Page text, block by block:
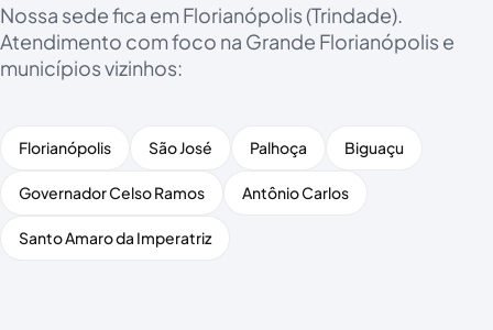
Nossa sede fica em Florianópolis (Trindade).
Atendimento com foco na Grande Florianópolis e
municípios vizinhos:
Florianópolis São José Palhoça Biguaçu
Governador Celso Ramos Antônio Carlos
Santo Amaro da Imperatriz